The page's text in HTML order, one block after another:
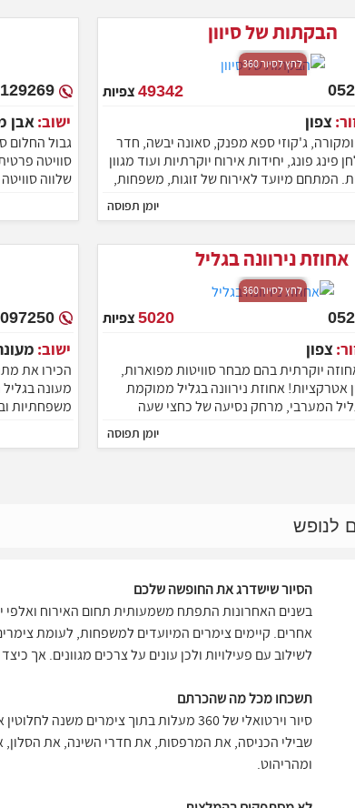
ישוב:
גבול החלום
סוויטה
הבקתות של סיוון
לחץ לסיור 360
49342 צפיות
אזור:צפון
ג'קוזי ספא מפנק, סאונה יבשה, חדר
פינג פונג, יחידות אירוח יוקרתיות ועוד מגוון
המתחם מיועד לאירוח של זוגות, משפחות,
יומן תפוסה
ישוב:
הכירו את
משפחתיות
בריכת
אחוזת נירוונה בגליל
לחץ לסיור 360
5020 צפיות
צפון
יוקרתית בהם מבחר סוויטות מפוארות,
אטרקציות! אחוזת נירוונה בגליל ממוקמת
המערבי, מרחק נסיעה של כחצי שעה
יומן תפוסה
לנופש
בשנים האחרונות התפתח משמעותית תחום האירוח ואלפי
אחרים. קיימים צימרים המיועדים למשפחות, לעומת
לשילוב עם פעילויות ולכן עונים על צרכים מגוונים. אך